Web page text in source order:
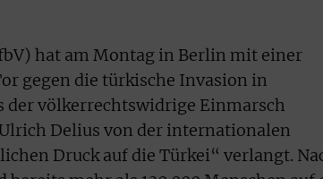
hat am Montag in Berlin mit einer
gegen die türkische Invasion in
völkerrechtswidrige Einmarsch
Delius von der internationalen
Druck auf die Türkei“ verlangt.